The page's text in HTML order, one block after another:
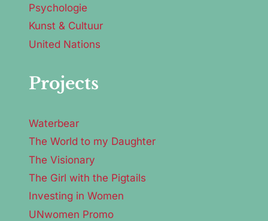
Psychologie
Kunst & Cultuur
United Nations
Projects
Waterbear
The World to my Daughter
The Visionary
The Girl with the Pigtails
Investing in Women
UNwomen Promo